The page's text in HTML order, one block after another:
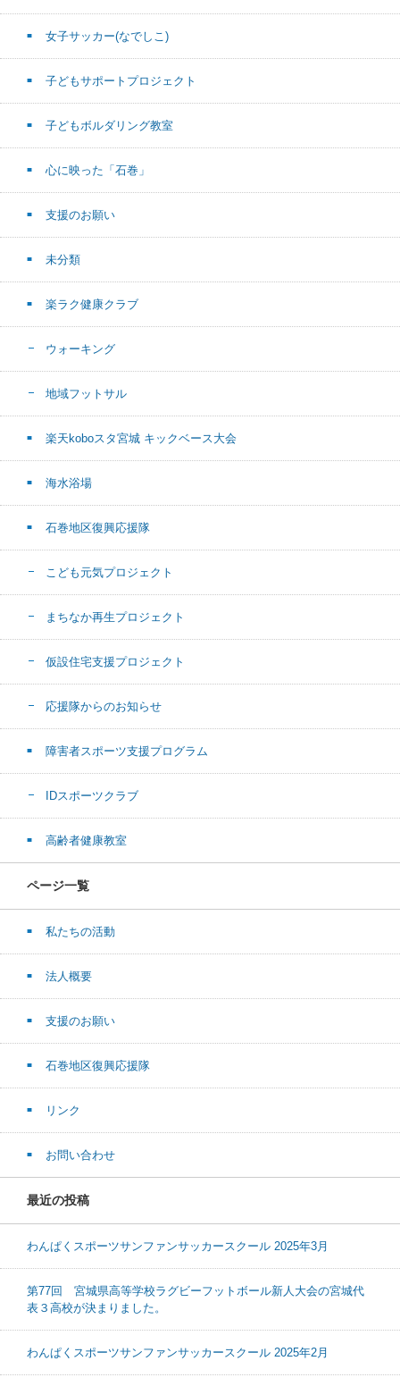
女子サッカー(なでしこ)
子どもサポートプロジェクト
子どもボルダリング教室
心に映った「石巻」
支援のお願い
未分類
楽ラク健康クラブ
ウォーキング
地域フットサル
楽天koboスタ宮城 キックベース大会
海水浴場
石巻地区復興応援隊
こども元気プロジェクト
まちなか再生プロジェクト
仮設住宅支援プロジェクト
応援隊からのお知らせ
障害者スポーツ支援プログラム
IDスポーツクラブ
高齢者健康教室
ページ一覧
私たちの活動
法人概要
支援のお願い
石巻地区復興応援隊
リンク
お問い合わせ
最近の投稿
わんぱくスポーツサンファンサッカースクール 2025年3月
第77回 宮城県高等学校ラグビーフットボール新人大会の宮城代
表３高校が決まりました。
わんぱくスポーツサンファンサッカースクール 2025年2月